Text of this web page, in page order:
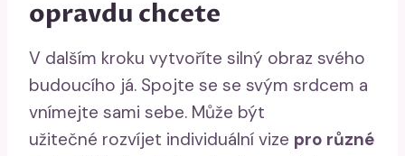
opravdu chcete
V dalším kroku vytvoříte silný obraz svého
budoucího já. Spojte se se svým srdcem a
vnímejte sami sebe. Může být
užitečné rozvíjet individuální vize pro různé